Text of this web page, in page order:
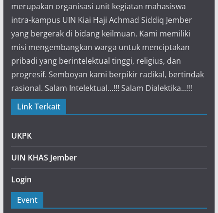
merupakan organisasi unit kegiatan mahasiswa
intra-kampus UIN Kiai Haji Achmad Siddiq Jember
yang bergerak di bidang keilmuan. Kami memiliki
misi mengembangkan warga untuk menciptakan
pribadi yang berintelektual tinggi, religius, dan
progresif. Semboyan kami berpikir radikal, bertindak
rasional. Salam Intelektual...!!! Salam Dialektika...!!!
Link Terkait
UKPK
UIN KHAS Jember
Login
Event